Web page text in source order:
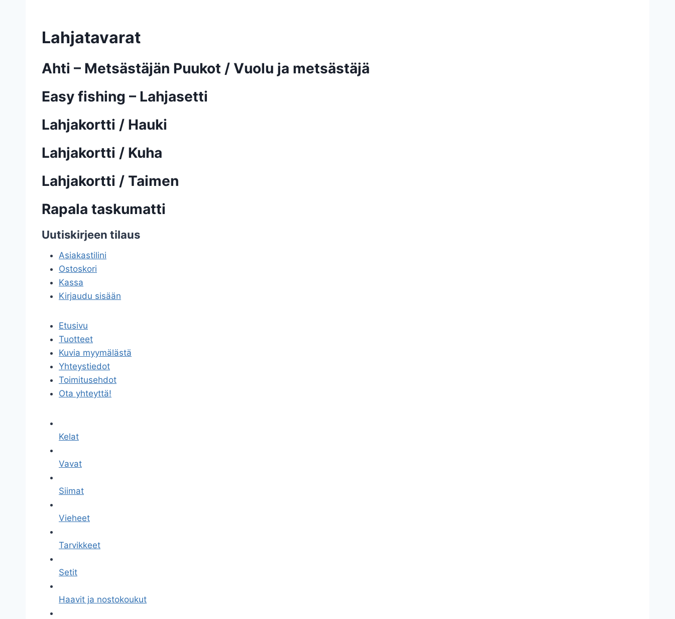
Lahjatavarat
Ahti – Metsästäjän Puukot / Vuolu ja metsästäjä
Easy fishing – Lahjasetti
Lahjakortti / Hauki
Lahjakortti / Kuha
Lahjakortti / Taimen
Rapala taskumatti
Uutiskirjeen tilaus
Asiakastilini
Ostoskori
Kassa
Kirjaudu sisään
Etusivu
Tuotteet
Kuvia myymälästä
Yhteystiedot
Toimitusehdot
Ota yhteyttä!
Kelat
Vavat
Siimat
Vieheet
Tarvikkeet
Setit
Haavit ja nostokoukut